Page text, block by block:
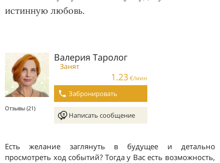
истинную любовь.